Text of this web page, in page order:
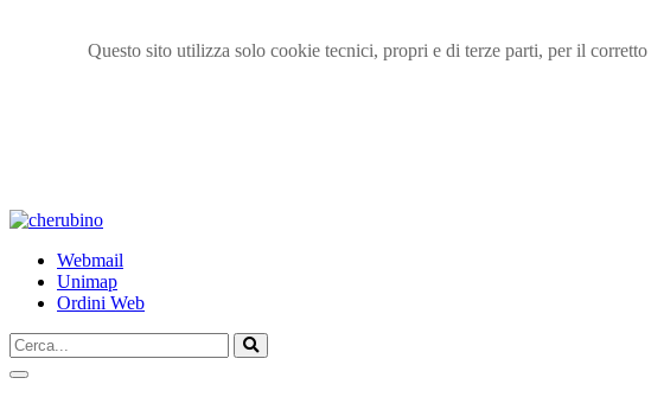
Questo sito utilizza solo cookie tecnici, propri e di terze parti, per il
Webmail
Unimap
Ordini Web
Cerca...
Vai